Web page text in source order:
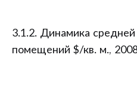
3.1.2. Динамика
помещений $/кв. м.,